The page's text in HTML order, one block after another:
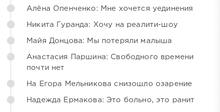
Алёна Опенченко: Мне хочется уединения
Никита Гуранда: Хочу на реалити-шоу
Майя Донцова: Мы потеряли малыша
Анастасия Паршина: Свободного времени
почти нет
На Егора Мельникова снизошло озарение
Надежда Ермакова: Это больно, это ранит